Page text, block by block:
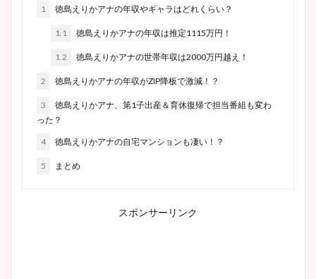
1 徳島えりかアナの年収やギャラはどれくらい？
1.1 徳島えりかアナの年収は推定1115万円！
1.2 徳島えりかアナの世帯年収は2000万円越え！
2 徳島えりかアナの年収がZIP降板で激減！？
3
徳島えりかアナ、第1子出産＆育休復帰で担当番組も変わ
った？
4 徳島えりかアナの自宅マンションも凄い！？
5 まとめ
スポンサーリンク